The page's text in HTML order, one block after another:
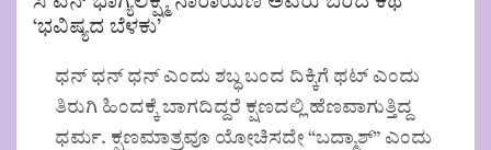
‘ಭವಿಷ್ಯದ ಬೆಳಕು’
ಧನ್ ಧನ್ ಧನ್ ಎಂದು ಶಬ್ಧ ಬಂದ ದಿಕ್ಕಿಗೆ ಥಟ್ ಎಂದು
ತಿರುಗಿ ಹಿಂದಕ್ಕೆ ಬಾಗದಿದ್ದರೆ ಕ್ಷಣದಲ್ಲಿ ಹೆಣವಾಗುತ್ತಿದ್ದ
ಧರ್ಮ. ಕ್ಷಣಮಾತ್ರವೂ ಯೋಚಿಸದೇ “ಬದ್ಮಾಶ್” ಎಂದು